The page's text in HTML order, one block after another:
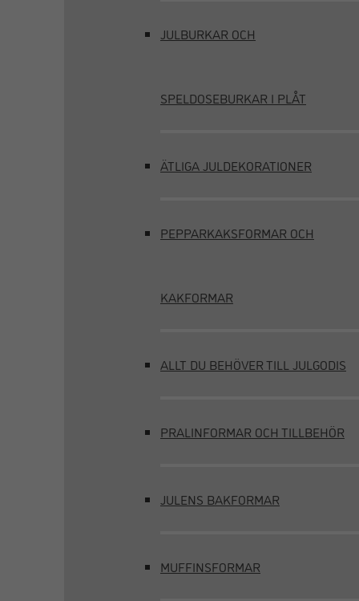
JULBURKAR OCH
SPELDOSEBURKAR I PLÅT
ÄTLIGA JULDEKORATIONER
PEPPARKAKSFORMAR OCH
KAKFORMAR
ALLT DU BEHÖVER TILL JULGODIS
PRALINFORMAR OCH TILLBEHÖR
JULENS BAKFORMAR
MUFFINSFORMAR